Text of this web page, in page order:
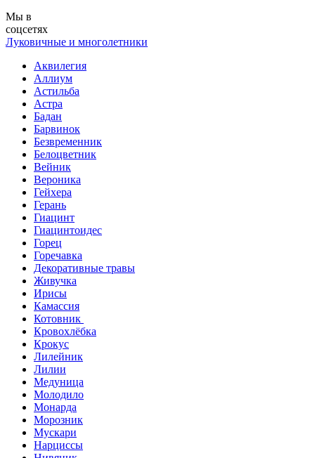
Мы в
соцсетях
Луковичные и многолетники
Аквилегия
Аллиум
Астильба
Астра
Бадан
Барвинок
Безвременник
Белоцветник
Вейник
Вероника
Гейхера
Герань
Гиацинт
Гиацинтоидес
Горец
Горечавка
Декоративные травы
Живучка
Ирисы
Камассия
Котовник
Кровохлёбка
Крокус
Лилейник
Лилии
Медуница
Молодило
Монарда
Морозник
Мускари
Нарциссы